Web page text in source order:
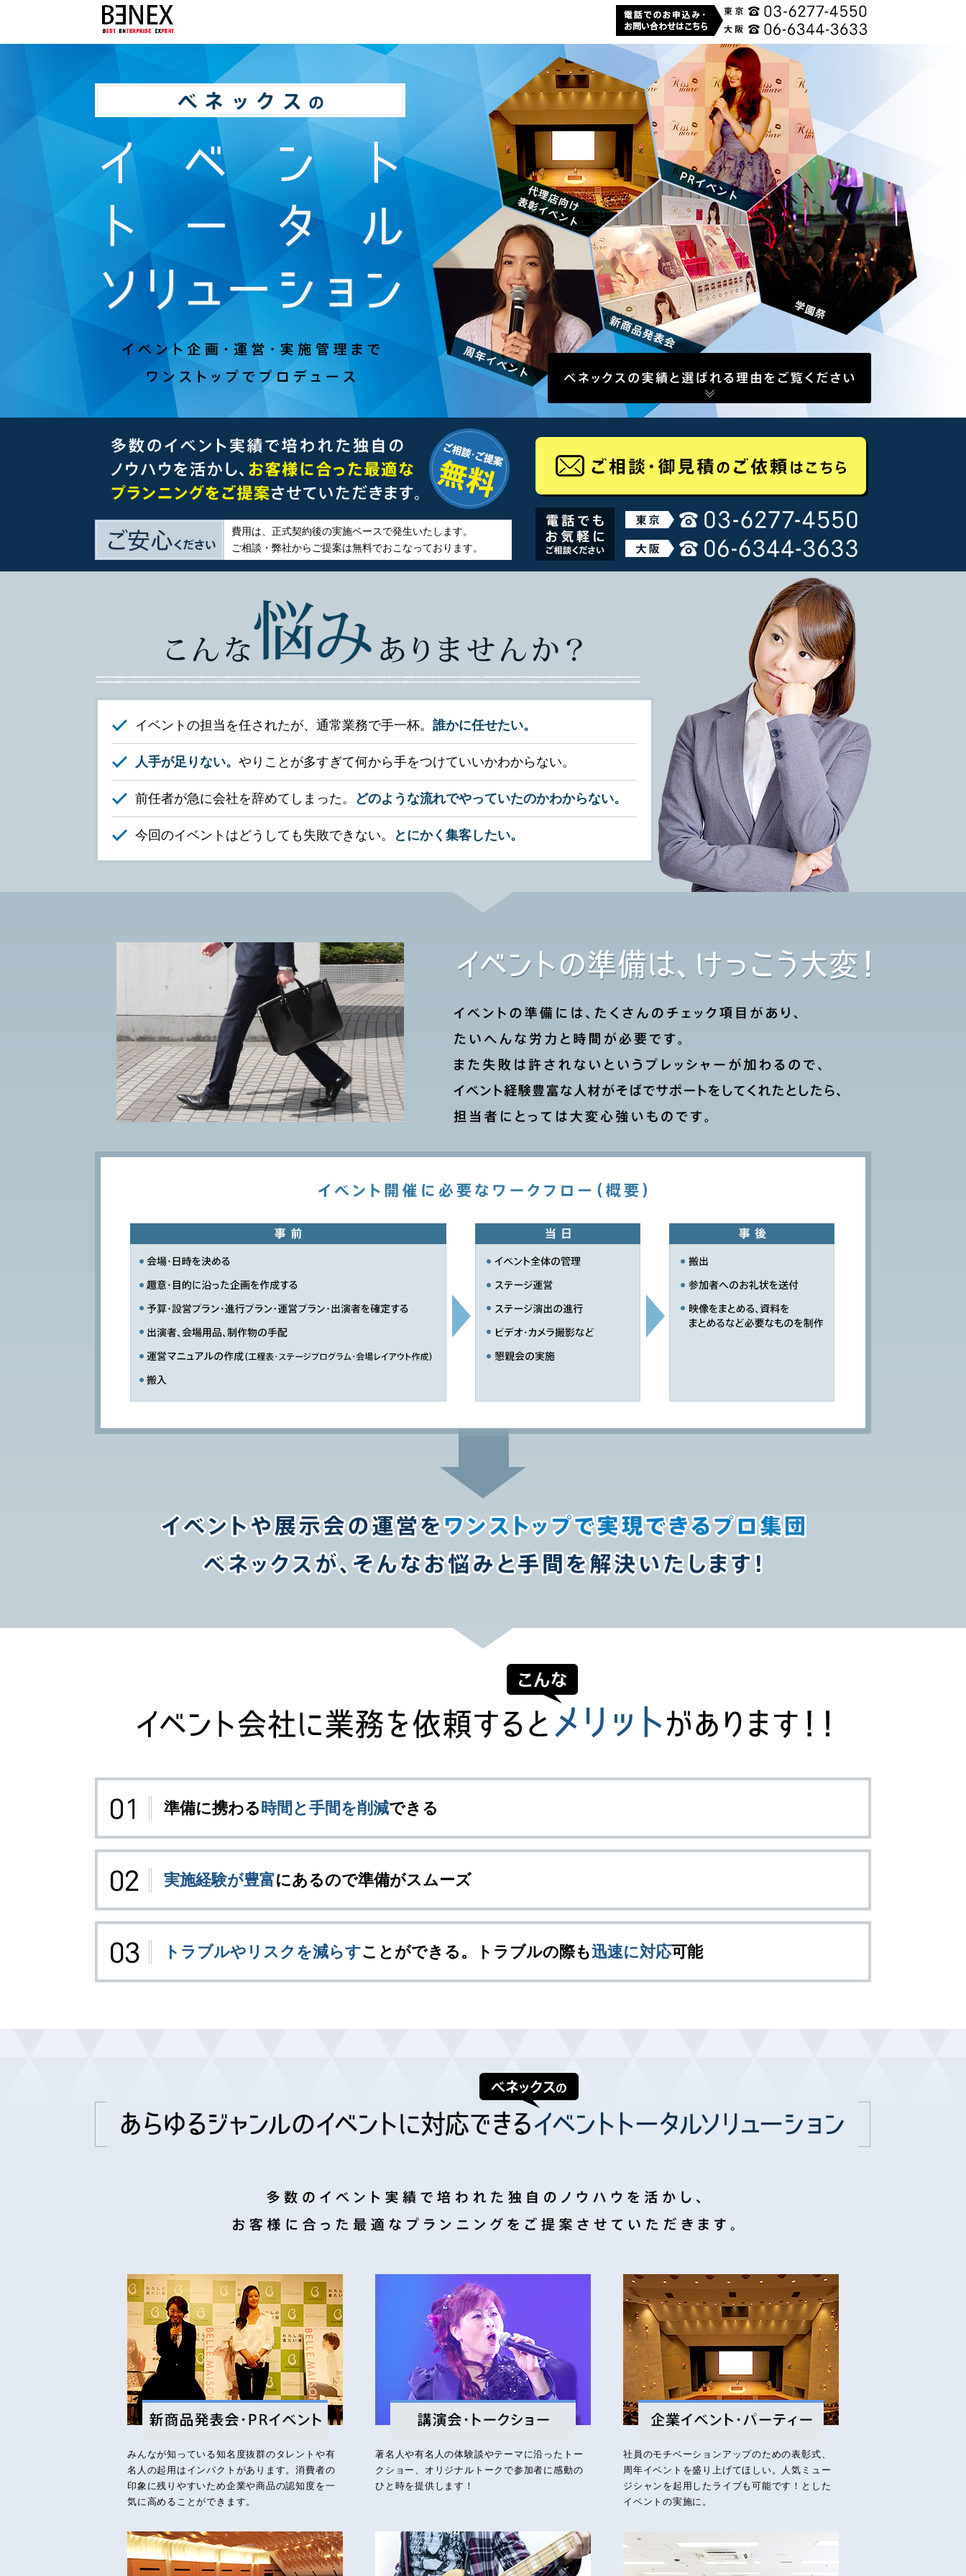
費用は、正式契約後の実施ベースで発生いたします。
ご相談・弊社からご提案は無料でおこなっております。
イベントの担当を任されたが、通常業務で手一杯。 誰かに任せたい。
人手が足りない。 やりことが多すぎて何から手をつけていいかわからない。
前任者が急に会社を辞めてしまった。 どのような流れでやっていたのかわからない。
今回のイベントはどうしても失敗できない。 とにかく集客したい。
準備に携わる時間と手間を削減できる
実施経験が豊富にあるので準備がスムーズ
トラブルやリスクを減らすことができる。トラブルの際も迅速に対応可能
みんなが知っている知名度抜群のタレントや有
名人の起用はインパクトがあります。消費者の
印象に残りやすいため企業や商品の認知度を一
気に高めることができます。
著名人や有名人の体験談やテーマに沿ったトー
クショー、オリジナルトークで参加者に感動の
ひと時を提供します！
社員のモチベーションアップのための表彰式、
周年イベントを盛り上げてほしい。人気ミュー
ジシャンを起用したライブも可能です！とした
イベントの実施に。